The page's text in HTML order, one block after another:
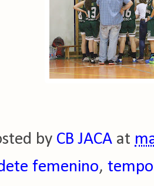
by CB JACA at
femenino,